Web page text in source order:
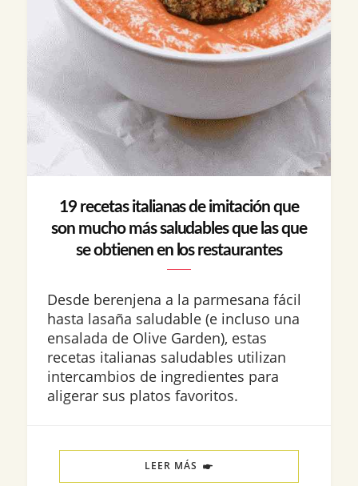
19 recetas italianas de imitación que
son mucho más saludables que las que
se obtienen en los restaurantes
Desde berenjena a la parmesana fácil
hasta lasaña saludable (e incluso una
ensalada de Olive Garden), estas
recetas italianas saludables utilizan
intercambios de ingredientes para
aligerar sus platos favoritos.
LEER MÁS